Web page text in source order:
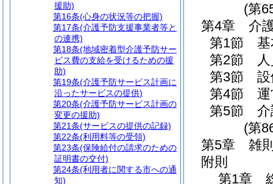
(第
第4章
介
第1節
第2節
第3節
第4節
第5節
(第
第5章
雑
附則
第1章
援助)
第16条(心身の状況等の把握)
第17条(介護予防支援事業者等と
の連携)
第18条(地域密着型介護予防サー
ビス費の支給を受けるための援
助)
第19条(介護予防サービス計画に
沿ったサービスの提供)
第20条(介護予防サービス計画の
変更の援助)
第21条(サービスの提供の記録)
第22条(利用料等の受領)
第23条(保険給付の請求のための
証明書の交付)
第24条(利用者に関する市への通
知)